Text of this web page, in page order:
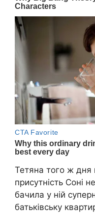
Тетяна того ж дня
присутність Соні
бачила у ній
батьківську